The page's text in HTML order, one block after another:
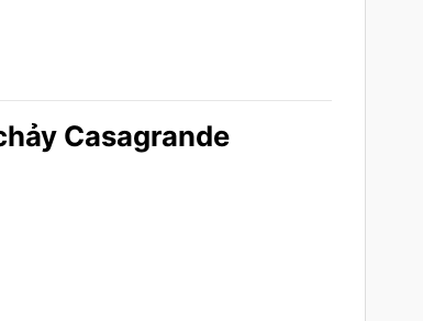
Casagrande